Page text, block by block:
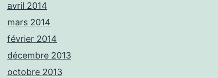
avril 2014
mars 2014
février 2014
décembre 2013
octobre 2013